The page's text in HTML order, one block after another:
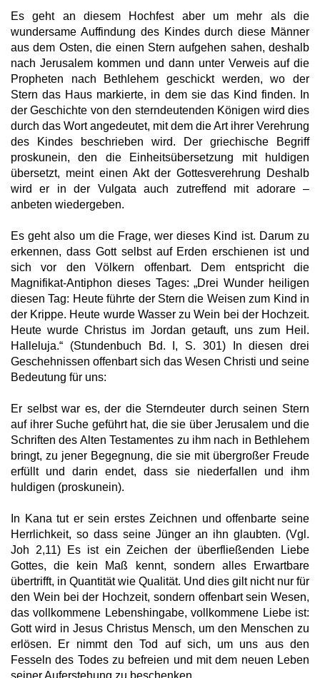
Es geht an diesem Hochfest aber um mehr als die
wundersame Auffindung des Kindes durch diese Männer
aus dem Osten, die einen Stern aufgehen sahen, deshalb
nach Jerusalem kommen und dann unter Verweis auf die
Propheten nach Bethlehem geschickt werden, wo der
Stern das Haus markierte, in dem sie das Kind finden. In
der Geschichte von den sterndeutenden Königen wird dies
durch das Wort angedeutet, mit dem die Art ihrer Verehrung
des Kindes beschrieben wird. Der griechische Begriff
proskunein, den die Einheitsübersetzung mit huldigen
übersetzt, meint einen Akt der Gottesverehrung Deshalb
wird er in der Vulgata auch zutreffend mit adorare –
anbeten wiedergeben.
Es geht also um die Frage, wer dieses Kind ist. Darum zu
erkennen, dass Gott selbst auf Erden erschienen ist und
sich vor den Völkern offenbart. Dem entspricht die
Magnifikat-Antiphon dieses Tages: „Drei Wunder heiligen
diesen Tag: Heute führte der Stern die Weisen zum Kind in
der Krippe. Heute wurde Wasser zu Wein bei der Hochzeit.
Heute wurde Christus im Jordan getauft, uns zum Heil.
Halleluja.“ (Stundenbuch Bd. I, S. 301) In diesen drei
Geschehnissen offenbart sich das Wesen Christi und seine
Bedeutung für uns:
Er selbst war es, der die Sterndeuter durch seinen Stern
auf ihrer Suche geführt hat, die sie über Jerusalem und die
Schriften des Alten Testamentes zu ihm nach in Bethlehem
bringt, zu jener Begegnung, die sie mit übergroßer Freude
erfüllt und darin endet, dass sie niederfallen und ihm
huldigen (proskunein).
In Kana tut er sein erstes Zeichnen und offenbarte seine
Herrlichkeit, so dass seine Jünger an ihn glaubten. (Vgl.
Joh 2,11) Es ist ein Zeichen der überfließenden Liebe
Gottes, die kein Maß kennt, sondern alles Erwartbare
übertrifft, in Quantität wie Qualität. Und dies gilt nicht nur für
den Wein bei der Hochzeit, sondern offenbart sein Wesen,
das vollkommene Lebenshingabe, vollkommene Liebe ist:
Gott wird in Jesus Christus Mensch, um den Menschen zu
erlösen. Er nimmt den Tod auf sich, um uns aus den
Fesseln des Todes zu befreien und mit dem neuen Leben
seiner Auferstehung zu beschenken.